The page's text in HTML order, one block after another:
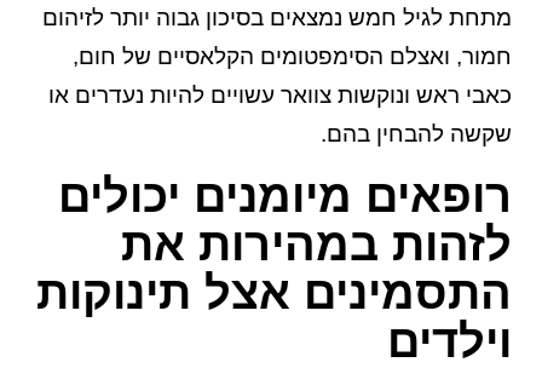
מתחת לגיל חמש נמצאים בסיכון גבוה יותר לזיהום
חמור, ואצלם הסימפטומים הקלאסיים של חום,
כאבי ראש ונוקשות צוואר עשויים להיות נעדרים או
שקשה להבחין בהם.
רופאים מיומנים יכולים
לזהות במהירות את
התסמינים אצל תינוקות
וילדים